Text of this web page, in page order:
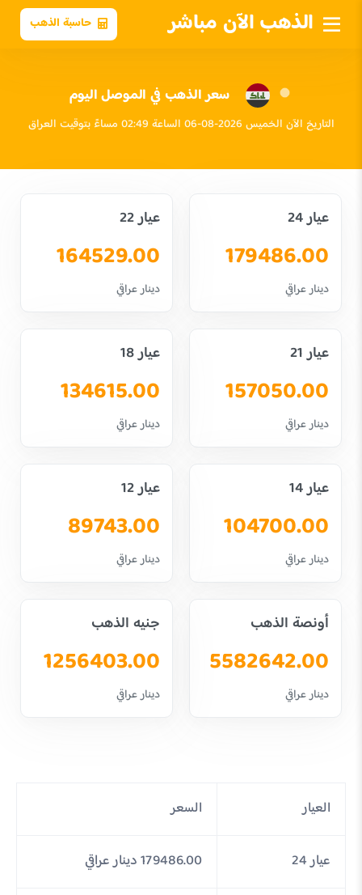
الذهب الآن مباشر حاسبة الذهب
سعر الذهب في الموصل اليوم
التاريخ الآن الخميس 2026-08-06 الساعة 02:49 مساءً بتوقيت العراق
عيار 24
179486.00
دينار عراقي
عيار 22
164529.00
دينار عراقي
عيار 21
157050.00
دينار عراقي
عيار 18
134615.00
دينار عراقي
عيار 14
104700.00
دينار عراقي
عيار 12
89743.00
دينار عراقي
أونصة الذهب
5582642.00
دينار عراقي
جنيه الذهب
1256403.00
دينار عراقي
العيار السعر
عيار 24 179486.00 دينار عراقي